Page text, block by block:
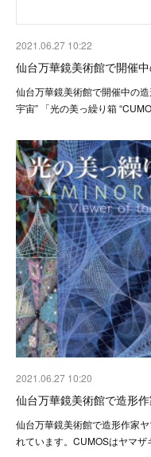
2021.06.27 10:22
仙台万華鏡美術館で開催
仙台万華鏡美術館で開催中の
宇宙” 「光の美っ繰り箱
2021.06.27 10:20
仙台万華鏡美術館で造形
仙台万華鏡美術館で造形作家
れています。CUMOSはヤマ